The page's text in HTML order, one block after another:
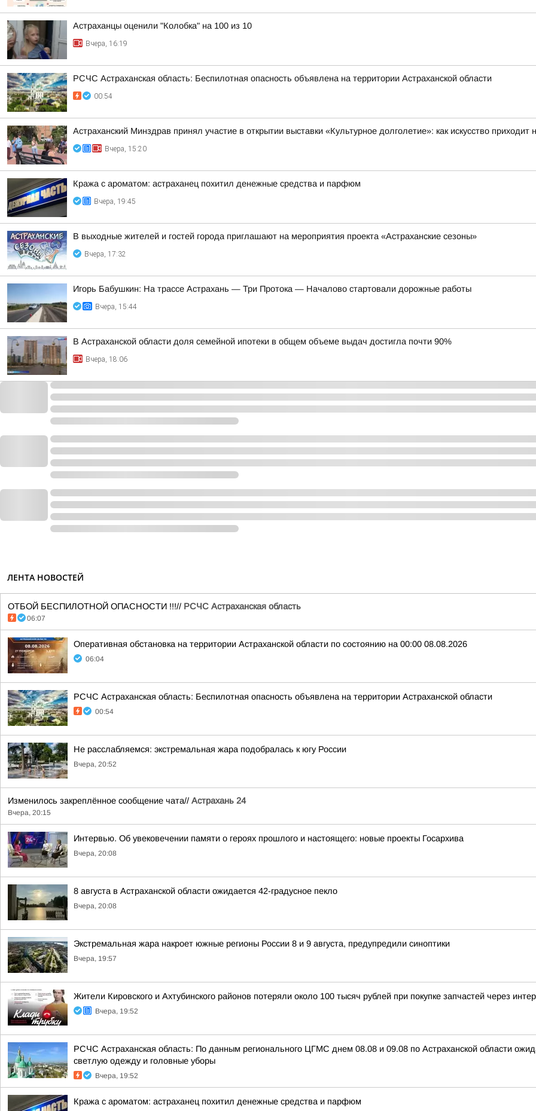
Астраханцы оценили "Колобка" на 100 из 10
Вчера, 16:19
РСЧС Астраханская область: Беспилотная опасность объявлена на территории Астраханской области
00:54
Астраханский Минздрав принял участие в открытии выставки «Культурное долголетие»: как искусство
Вчера, 15:20
Кража с ароматом: астраханец похитил денежные средства и парфюм
Вчера, 19:45
В выходные жителей и гостей города приглашают на мероприятия проекта «Астраханские сезоны»
Вчера, 17:32
Игорь Бабушкин: На трассе Астрахань — Три Протока — Началово стартовали дорожные работы
Вчера, 15:44
В Астраханской области доля семейной ипотеки в общем объеме выдач достигла почти 90%
Вчера, 18:06
ЛЕНТА НОВОСТЕЙ
ОТБОЙ БЕСПИЛОТНОЙ ОПАСНОСТИ !!!// РСЧС Астраханская область
06:07
Оперативная обстановка на территории Астраханской области по состоянию на 00:00 08.08.2026
06:04
РСЧС Астраханская область: Беспилотная опасность объявлена на территории Астраханской области
00:54
Не расслабляемся: экстремальная жара подобралась к югу России
Вчера, 20:52
Изменилось закреплённое сообщение чата// Астрахань 24
Вчера, 20:15
Интервью. Об увековечении памяти о героях прошлого и настоящего: новые проекты Госархива
Вчера, 20:08
8 августа в Астраханской области ожидается 42-градусное пекло
Вчера, 20:08
Экстремальная жара накроет южные регионы России 8 и 9 августа, предупредили синоптики
Вчера, 19:57
Жители Кировского и Ахтубинского районов потеряли около 100 тысяч рублей при покупке запчастей через
Вчера, 19:52
РСЧС Астраханская область: По данным регионального ЦГМС днем 08.08 и 09.08 по Астраханской области
светлую одежду и головные уборы
Вчера, 19:52
Кража с ароматом: астраханец похитил денежные средства и парфюм